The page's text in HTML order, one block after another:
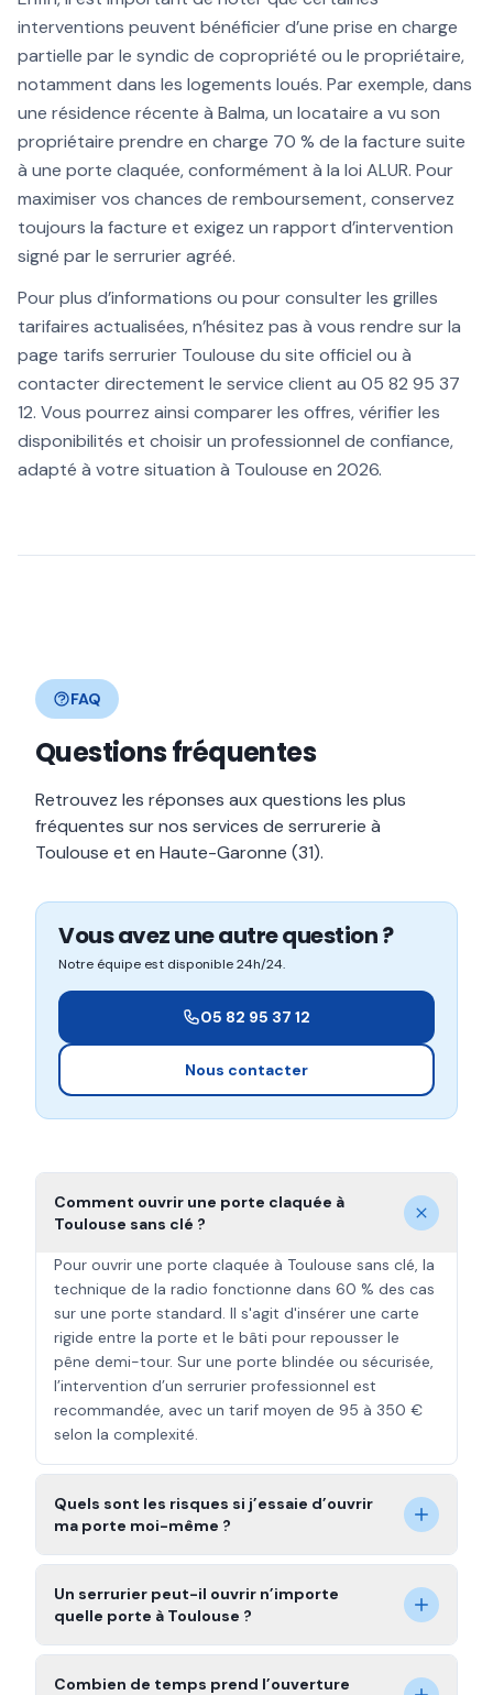
interventions peuvent bénéficier d’une prise en charge
partielle par le syndic de copropriété ou le propriétaire,
notamment dans les logements loués. Par exemple, dans
une résidence récente à Balma, un locataire a vu son
propriétaire prendre en charge 70 % de la facture suite
à une porte claquée, conformément à la loi ALUR. Pour
maximiser vos chances de remboursement, conservez
toujours la facture et exigez un rapport d’intervention
signé par le serrurier agréé.
Pour plus d’informations ou pour consulter les grilles
tarifaires actualisées, n’hésitez pas à vous rendre sur la
page tarifs serrurier Toulouse du site officiel ou à
contacter directement le service client au 05 82 95 37
12. Vous pourrez ainsi comparer les offres, vérifier les
disponibilités et choisir un professionnel de confiance,
adapté à votre situation à Toulouse en 2026.
FAQ
Questions fréquentes
Retrouvez les réponses aux questions les plus
fréquentes sur nos services de serrurerie à
Toulouse et en Haute-Garonne (31).
Vous avez une autre question ?
Notre équipe est disponible 24h/24.
05 82 95 37 12
Nous contacter
Comment ouvrir une porte claquée à
Toulouse sans clé ?
Pour ouvrir une porte claquée à Toulouse sans clé, la
technique de la radio fonctionne dans 60 % des cas
sur une porte standard. Il s'agit d'insérer une carte
rigide entre la porte et le bâti pour repousser le
pêne demi-tour. Sur une porte blindée ou sécurisée,
l’intervention d’un serrurier professionnel est
recommandée, avec un tarif moyen de 95 à 350 €
selon la complexité.
Quels sont les risques si j’essaie d’ouvrir
ma porte moi-même ?
Un serrurier peut-il ouvrir n’importe
quelle porte à Toulouse ?
Combien de temps prend l’ouverture